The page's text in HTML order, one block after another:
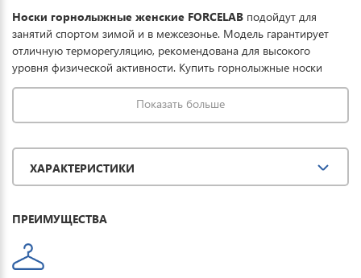
Носки горнолыжные женские FORCELAB подойдут для
занятий спортом зимой и в межсезонье. Модель гарантирует
отличную терморегуляцию, рекомендована для высокого
уровня физической активности. Купить горнолыжные носки
можно для спорта, повседневной носки и комфортного отдыха
Показать больше
ХАРАКТЕРИСТИКИ
ПРЕИМУЩЕСТВА